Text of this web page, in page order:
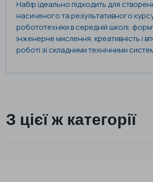
Набір ідеально підходить для
насиченого та результативного
робототехніки в середній школі,
інженерне мислення, креативність і
роботі зі складними технічними
З цієї ж категорії